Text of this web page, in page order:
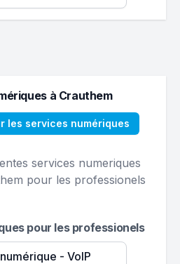
à Crauthem
les services numériques
services numeriques
pour les professionels
pour les professionels
- VoIP